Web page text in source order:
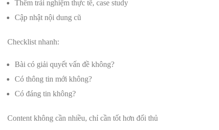
Thêm trải nghiệm thực tế, case study
Cập nhật nội dung cũ
Checklist nhanh:
Bài có giải quyết vấn đề không?
Có thông tin mới không?
Có đáng tin không?
Content không cần nhiều, chỉ cần tốt hơn đối thủ